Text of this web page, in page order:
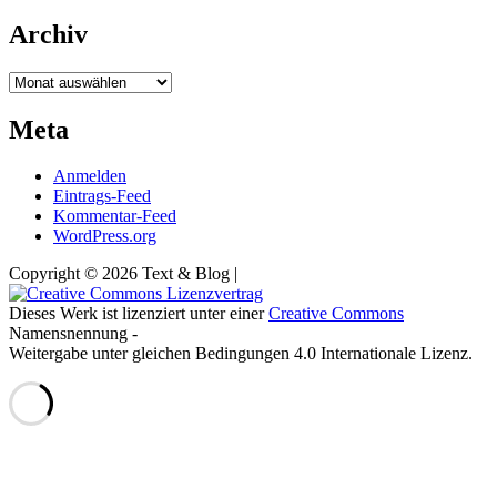
Archiv
Archiv
Meta
Anmelden
Eintrags-Feed
Kommentar-Feed
WordPress.org
Copyright © 2026 Text & Blog |
Dieses Werk ist lizenziert unter einerCreative Commons
Namensnennung -
Weitergabe unter gleichen Bedingungen 4.0 Internationale Lizenz.